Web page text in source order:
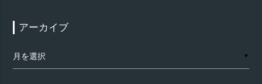
アーカイブ
ー
▼